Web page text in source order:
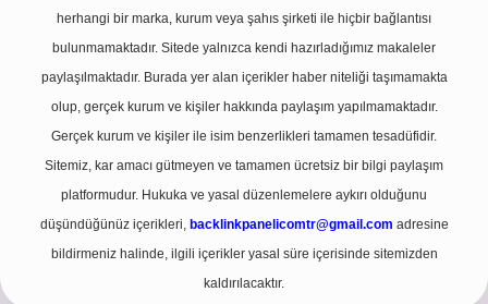
herhangi bir marka, kurum veya şahıs şirketi ile hiçbir bağlantısı
bulunmamaktadır. Sitede yalnızca kendi hazırladığımız makaleler
paylaşılmaktadır. Burada yer alan içerikler haber niteliği taşımamakta
olup, gerçek kurum ve kişiler hakkında paylaşım yapılmamaktadır.
Gerçek kurum ve kişiler ile isim benzerlikleri tamamen tesadüfidir.
Sitemiz, kar amacı gütmeyen ve tamamen ücretsiz bir bilgi paylaşım
platformudur. Hukuka ve yasal düzenlemelere aykırı olduğunu
düşündüğünüz içerikleri, backlinkpanelicomtr@gmail.com adresine
bildirmeniz halinde, ilgili içerikler yasal süre içerisinde sitemizden
kaldırılacaktır.